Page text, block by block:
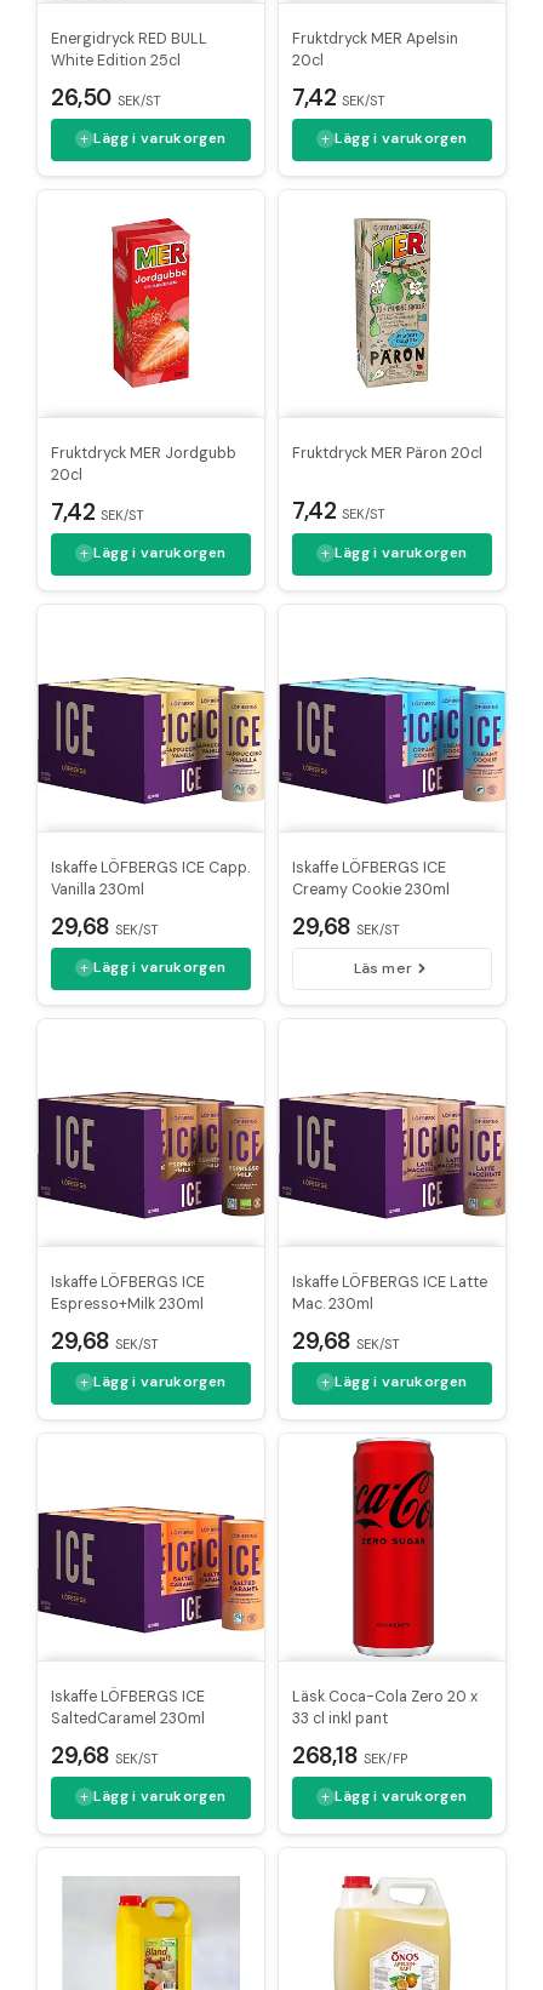
Energidryck RED BULL
White Edition 25cl
26,50 SEK/ST
Lägg i varukorgen
Fruktdryck MER Apelsin
20cl
7,42 SEK/ST
Lägg i varukorgen
Fruktdryck MER Jordgubb
20cl
7,42 SEK/ST
Lägg i varukorgen
Fruktdryck MER Päron 20cl
7,42 SEK/ST
Lägg i varukorgen
Iskaffe LÖFBERGS ICE Capp.
Vanilla 230ml
29,68 SEK/ST
Lägg i varukorgen
Iskaffe LÖFBERGS ICE
Creamy Cookie 230ml
29,68 SEK/ST
Läs mer
Iskaffe LÖFBERGS ICE
Espresso+Milk 230ml
29,68 SEK/ST
Lägg i varukorgen
Iskaffe LÖFBERGS ICE Latte
Mac. 230ml
29,68 SEK/ST
Lägg i varukorgen
Iskaffe LÖFBERGS ICE
SaltedCaramel 230ml
29,68 SEK/ST
Lägg i varukorgen
Läsk Coca-Cola Zero 20 x
33 cl inkl pant
268,18 SEK/FP
Lägg i varukorgen